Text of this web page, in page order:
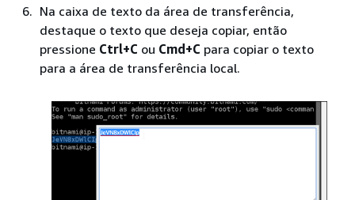
Na caixa de texto da área de transferência,
destaque o texto que deseja copiar, então
pressione Ctrl+C ou Cmd+C para copiar o texto
para a área de transferência local.